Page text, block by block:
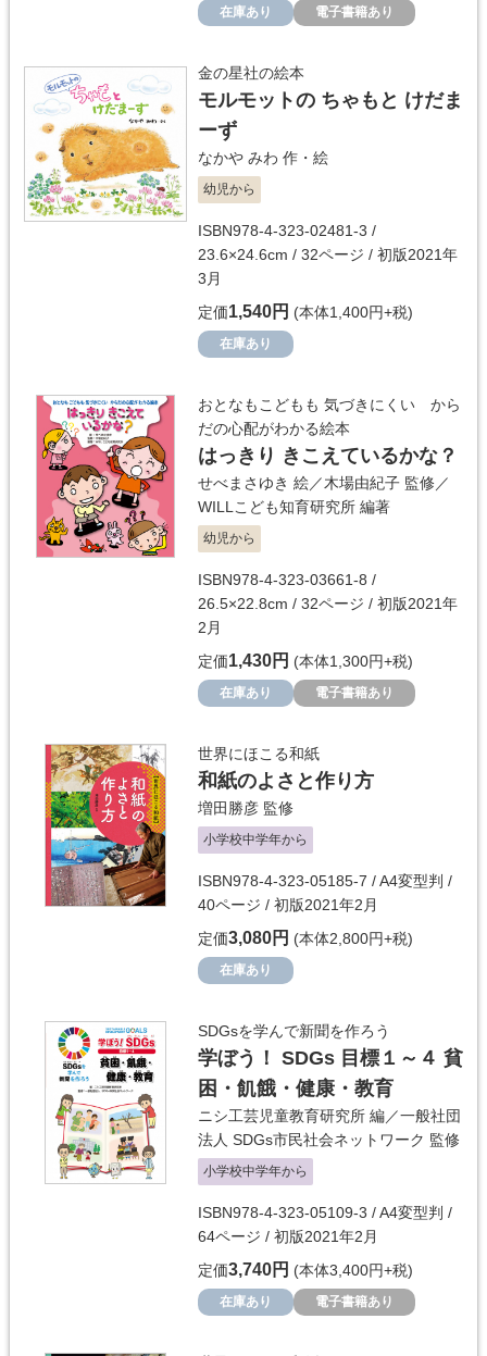
在庫あり 電子書籍あり
金の星社の絵本
モルモットの ちゃもと けだま
ーず
なかや みわ 作・絵
幼児から
ISBN978-4-323-02481-3 /
23.6×24.6cm / 32ページ / 初版2021年
3月
定価1,540円 (本体1,400円+税)
在庫あり
おとなもこどもも 気づきにくい から
だの心配がわかる絵本
はっきり きこえているかな？
せべまさゆき 絵／木場由紀子 監修／
WILLこども知育研究所 編著
幼児から
ISBN978-4-323-03661-8 /
26.5×22.8cm / 32ページ / 初版2021年
2月
定価1,430円 (本体1,300円+税)
在庫あり 電子書籍あり
世界にほこる和紙
和紙のよさと作り方
増田勝彦 監修
小学校中学年から
ISBN978-4-323-05185-7 / A4変型判 /
40ページ / 初版2021年2月
定価3,080円 (本体2,800円+税)
在庫あり
SDGsを学んで新聞を作ろう
学ぼう！ SDGs 目標１～４ 貧
困・飢餓・健康・教育
ニシ工芸児童教育研究所 編／一般社団
法人 SDGs市民社会ネットワーク 監修
小学校中学年から
ISBN978-4-323-05109-3 / A4変型判 /
64ページ / 初版2021年2月
定価3,740円 (本体3,400円+税)
在庫あり 電子書籍あり